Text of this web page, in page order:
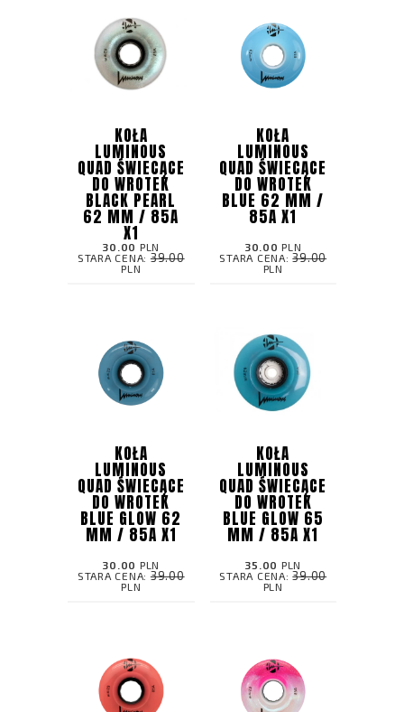
KOŁA
LUMINOUS
QUAD ŚWIECĄCE
DO WROTEK
BLACK PEARL
62 MM / 85A
X1
30.00 PLN
STARA CENA:39.00
PLN
KOŁA
LUMINOUS
QUAD ŚWIECĄCE
DO WROTEK
BLUE 62 MM /
85A X1
30.00 PLN
STARA CENA:39.00
PLN
KOŁA
LUMINOUS
QUAD ŚWIECĄCE
DO WROTEK
BLUE GLOW 62
MM / 85A X1
30.00 PLN
STARA CENA:39.00
PLN
KOŁA
LUMINOUS
QUAD ŚWIECĄCE
DO WROTEK
BLUE GLOW 65
MM / 85A X1
35.00 PLN
STARA CENA:39.00
PLN